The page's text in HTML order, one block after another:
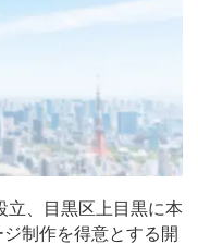
立、目黒区上目黒に本
制作を得意とする開